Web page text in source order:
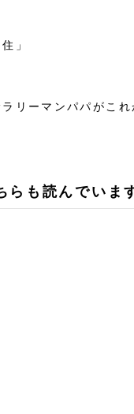
」
リーマンパパがこ
らも読んでいま